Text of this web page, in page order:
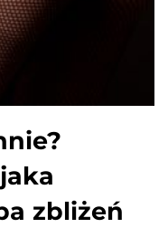
zbliżeń